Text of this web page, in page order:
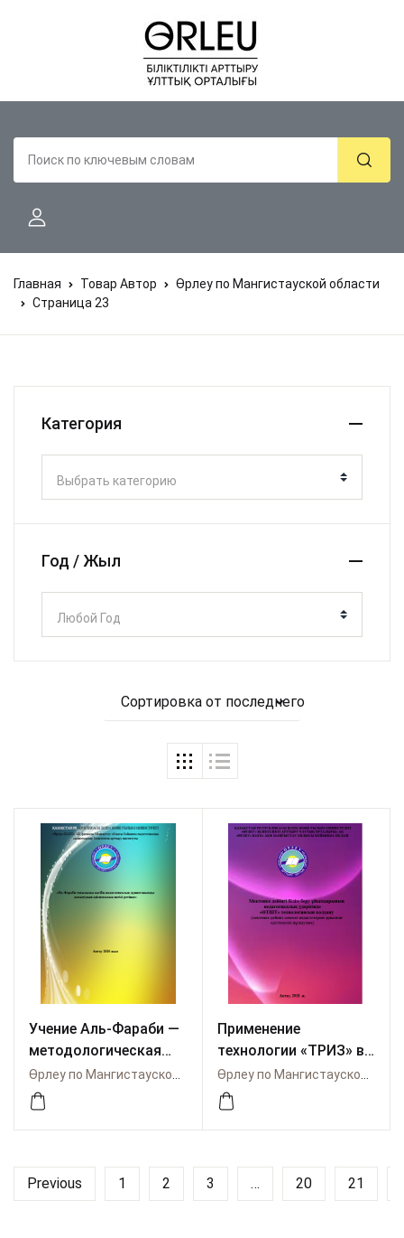
Главная Товар Автор
Өрлеу по Мангистауской области
Страница 23
Сортировка от последнего
Учение Аль-Фараби —
методологическая
основа развития
профессионально-
педагогического
Применение
технологии «ТРИЗ» в
педагогическом
процессе
дошкольных
Previous 1 2 3 … 20 21
Категория
Выбрать категорию
Год / Жыл
Любой Год